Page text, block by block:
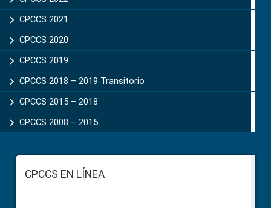
CPCCS 2021
CPCCS 2020
CPCCS 2019 .
CPCCS 2018 – 2019 Transitorio
CPCCS 2015 – 2018
CPCCS 2008 – 2015
FooterCPCCS EN LÍNEA